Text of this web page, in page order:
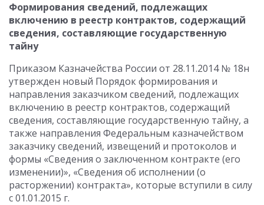
Формирования сведений, подлежащих
включению в реестр контрактов, содержащий
сведения, составляющие государственную
тайну
Приказом Казначейства России от 28.11.2014 № 18н
утвержден новый Порядок формирования и
направления заказчиком сведений, подлежащих
включению в реестр контрактов, содержащий
сведения, составляющие государственную тайну, а
также направления Федеральным казначейством
заказчику сведений, извещений и протоколов и
формы «Сведения о заключенном контракте (его
изменении)», «Сведения об исполнении (о
расторжении) контракта», которые вступили в силу
с 01.01.2015 г.